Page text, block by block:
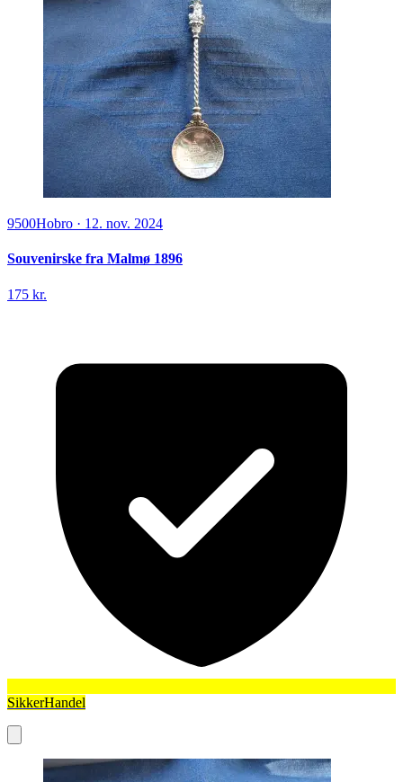
9500Hobro · 12. nov. 2024
Souvenirske fra Malmø 1896
175 kr.
SikkerHandel